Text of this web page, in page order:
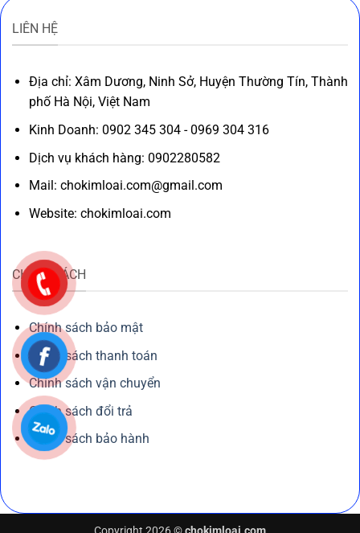
LIÊN HỆ
Địa chỉ: Xâm Dương, Ninh Sở, Huyện Thường Tín, Thành
phố Hà Nội, Việt Nam
Kinh Doanh: 0902 345 304 - 0969 304 316
Dịch vụ khách hàng: 0902280582
Mail: chokimloai.com@gmail.com
Website: chokimloai.com
CHÍNH SÁCH
Chính sách bảo mật
Chính sách thanh toán
Chính sách vận chuyển
Chính sách đổi trả
Chính sách bảo hành